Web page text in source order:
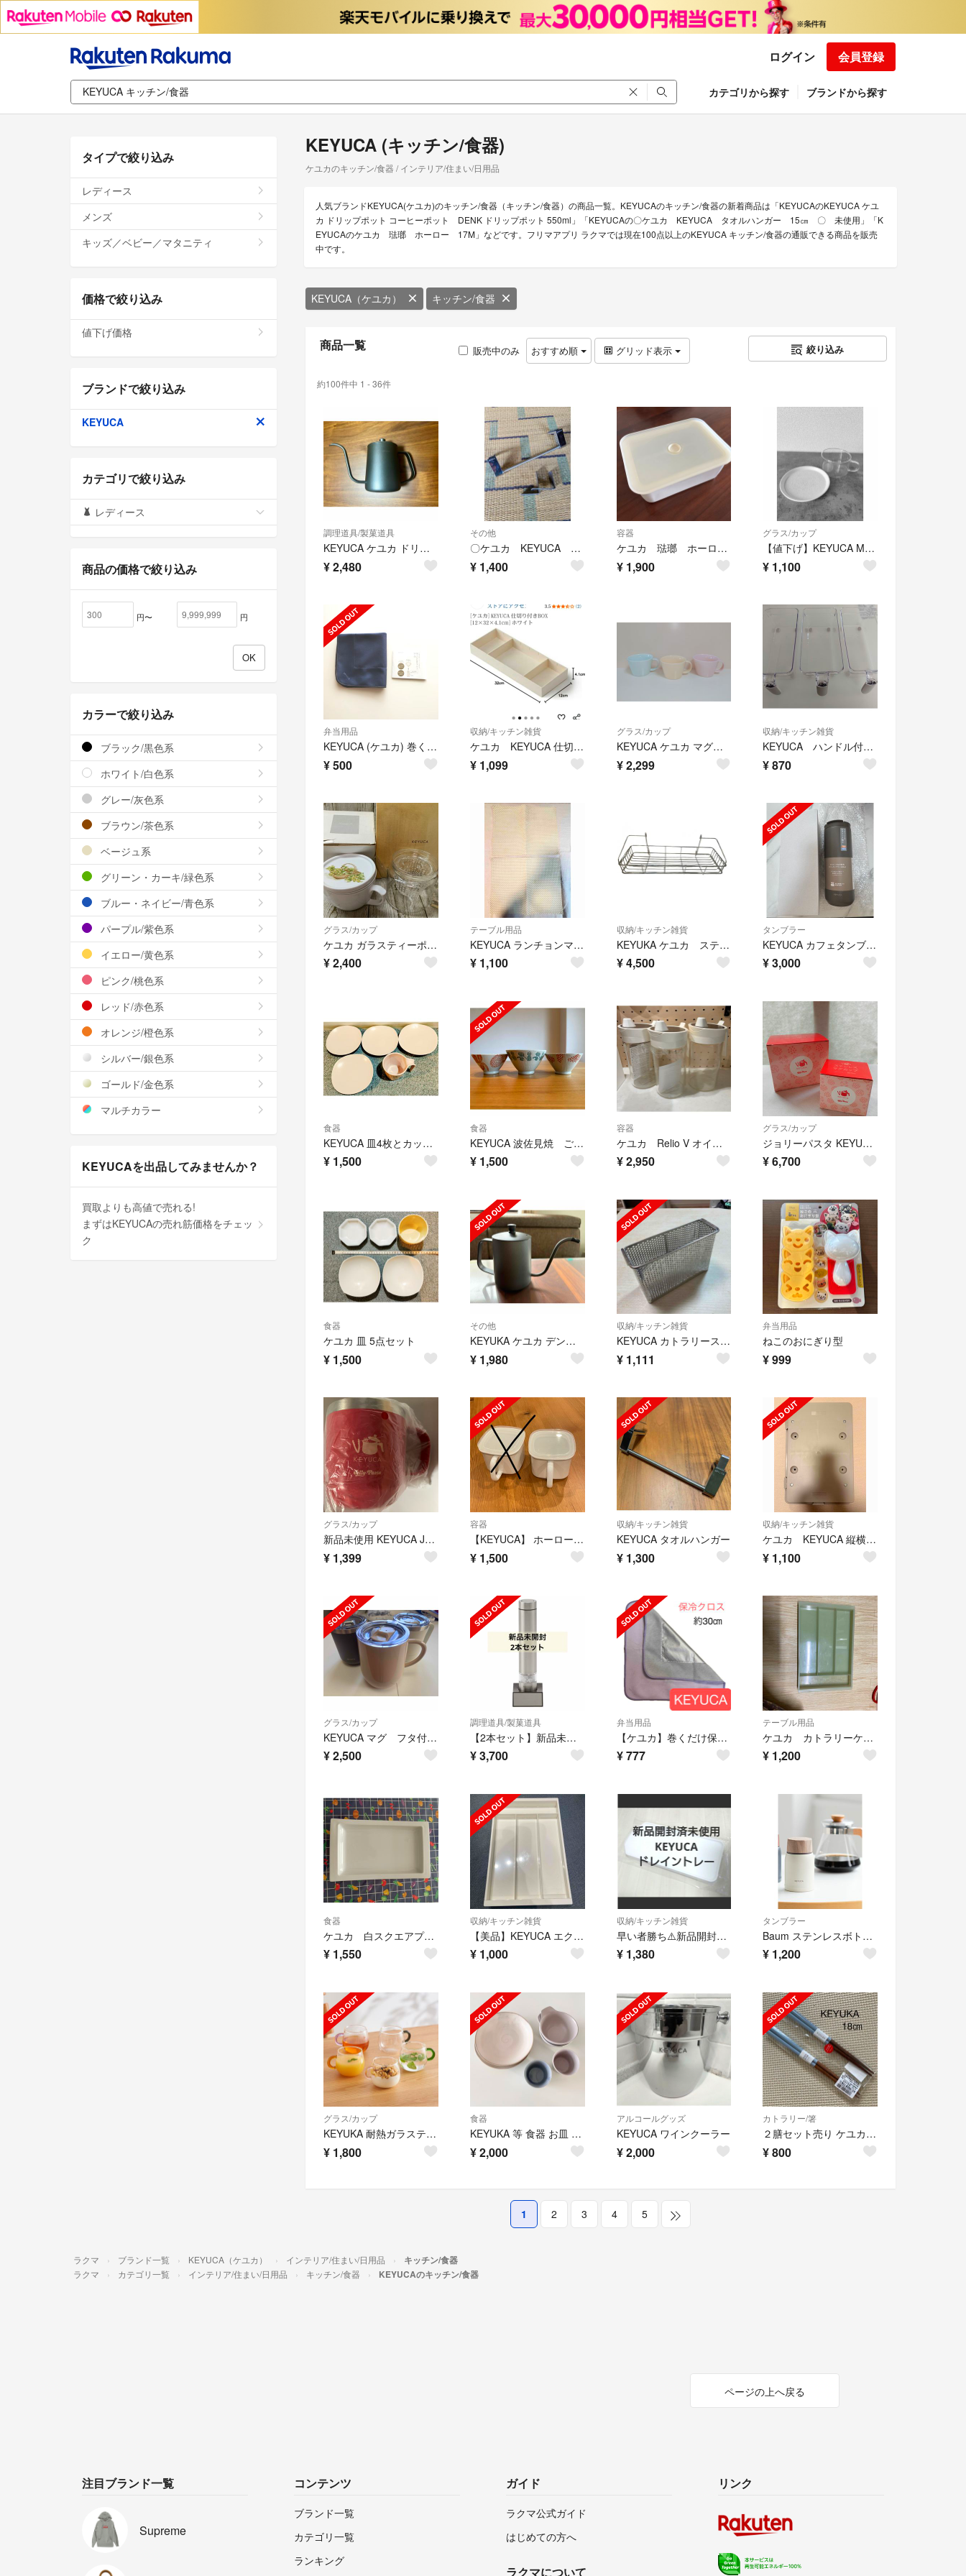
ログイン 会員登録
カテゴリから探す ブランドから探す
KEYUCA (キッチン/食器)
ケユカのキッチン/食器 / インテリア/住まい/日用品
人気ブランドKEYUCA(ケユカ)のキッチン/食器（キッチン/食器）の商品一覧。KEYUCAのキッチン/食器の新着商品は「KEYUCAのKEYUCA ケユ
カ ドリップポット コーヒーポット DENK ドリップポット 550ml」「KEYUCAの〇ケユカ KEYUCA タオルハンガー 15㎝ 〇 未使用」「K
EYUCAのケユカ 琺瑯 ホーロー 17M」などです。フリマアプリ ラクマでは現在100点以上のKEYUCA キッチン/食器の通販できる商品を販売
中です。
KEYUCA（ケユカ） キッチン/食器
商品一覧 販売中のみ おすすめ順 グリッド表示 絞り込み
約100件中 1 - 36件
調理道具/製菓道具
KEYUCA ケユカ ドリップポット コーヒーポット DENK ドリップポット 550ml
¥2,480
その他
〇ケユカ KEYUCA タオルハンガー 15㎝ 〇 未使用
¥ 1,400
容器
ケユカ 琺瑯 ホーロー 17M
¥ 1,900
グラス/カップ
【値下げ】KEYUCA Mod耐熱ガラスマグ 400ml & souプレート 14cm
¥ 1,100
弁当用品
KEYUCA (ケユカ) 巻くだけ保冷クロス (ダークグレー)
¥500
収納/キッチン雑貨
ケユカ KEYUCA 仕切り付きBOX ホワイト カトラリー 文房具 収納
¥ 1,099
グラス/カップ
KEYUCA ケユカ マグカップ パステルカラー
¥2,299
収納/キッチン雑貨
KEYUCA ハンドル付クリアストッカー（冷蔵庫用）
¥870
グラス/カップ
ケユカ ガラスティーポットと栗原はるみ ハーブティーマグのまとめ売り
¥2,400
テーブル用品
KEYUCA ランチョンマット 2枚
¥ 1,100
収納/キッチン雑貨
KEYUKA ケユカ ステンレス製水切りラック 水切りかご
¥4,500
タンブラー
KEYUCA カフェタンブラー (500ml)
¥3,000
食器
KEYUCA 皿4枚とカップ1つ セット
¥ 1,500
食器
KEYUCA 波佐見焼 ご飯茶碗 3点
¥ 1,500
容器
ケユカ Relio V オイルボトル ホワイト 3本
¥2,950
グラス/カップ
ジョリーパスタ KEYUCA オリジナル マグカップ、卓上ポットセット
¥6,700
食器
ケユカ 皿 5点セット
¥ 1,500
その他
KEYUKA ケユカ デンクドリップポット
¥ 1,980
収納/キッチン雑貨
KEYUCA カトラリースタンド
¥ 1,111
弁当用品
ねこのおにぎり型
¥999
グラス/カップ
新品未使用 KEYUCA Jolly-Pasta ステンレス製 赤マグカップ
¥ 1,399
容器
【KEYUCA】 ホーロー角型みそポット 1個
¥ 1,500
収納/キッチン雑貨
KEYUCA タオルハンガー
¥ 1,300
収納/キッチン雑貨
ケユカ KEYUCA 縦横連結キャリー
¥ 1,100
グラス/カップ
KEYUCA マグ フタ付き 美品 ３点セット
¥2,500
調理道具/製菓道具
【2本セット】新品未開封 KEYUCA ステンレス電動セラミックミル ケユカ
¥3,700
弁当用品
【ケユカ】巻くだけ保冷クロス！ラベンダー！【新品未使用】KEYUCA
¥777
テーブル用品
ケユカ カトラリーケース 縦伸縮カトラリーケース
¥ 1,200
食器
ケユカ 白スクエアプレート 大皿
¥ 1,550
収納/キッチン雑貨
【美品】KEYUCA エクステンドトレー カトラリー入れ 伸縮式 縦
¥ 1,000
収納/キッチン雑貨
早い者勝ち⚠️新品開封済未使用 KEYUCA ドレイントレー 白 梱包済
¥ 1,380
タンブラー
Baum ステンレスボトル 180ml
¥ 1,200
グラス/カップ
KEYUKA 耐熱ガラスティーカップ 3個
¥ 1,800
食器
KEYUKA 等 食器 お皿 プレート とんすい そばちょこ 6点 セット
¥2,000
アルコールグッズ
KEYUCA ワインクーラー
¥2,000
カトラリー/箸
２膳セット売り ケユカ 子供 箸 18センチ
¥800
1 2 3 4 5
タイプで絞り込み
レディース
メンズ
キッズ／ベビー／マタニティ
価格で絞り込み
値下げ価格
ブランドで絞り込み
KEYUCA
カテゴリで絞り込み
レディース
商品の価格で絞り込み
円〜 円
カラーで絞り込み
ブラック/黒色系
ホワイト/白色系
グレー/灰色系
ブラウン/茶色系
ベージュ系
グリーン・カーキ/緑色系
ブルー・ネイビー/青色系
パープル/紫色系
イエロー/黄色系
ピンク/桃色系
レッド/赤色系
オレンジ/橙色系
シルバー/銀色系
ゴールド/金色系
マルチカラー
KEYUCAを出品してみませんか？
買取よりも高値で売れる!
まずはKEYUCAの売れ筋価格をチェッ
ク
ラクマ ブランド一覧 KEYUCA（ケユカ） インテリア/住まい/日用品 キッチン/食器
ラクマ カテゴリ一覧 インテリア/住まい/日用品 キッチン/食器 KEYUCAのキッチン/食器
ページの上へ戻る
注目ブランド一覧
Supreme
コンテンツ
ブランド一覧
カテゴリ一覧
ランキング
ガイド
ラクマ公式ガイド
はじめての方へ
ラクマについて
リンク